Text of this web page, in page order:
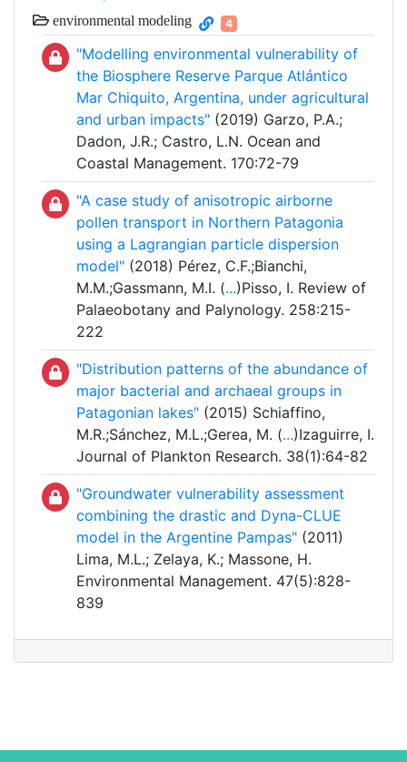
environmental modeling 4
"Modelling environmental vulnerability of
the Biosphere Reserve Parque Atlántico
Mar Chiquito, Argentina, under agricultural
and urban impacts" (2019) Garzo, P.A.;
Dadon, J.R.; Castro, L.N. Ocean and
Coastal Management. 170:72-79
"A case study of anisotropic airborne
pollen transport in Northern Patagonia
using a Lagrangian particle dispersion
model" (2018) Pérez, C.F.;Bianchi,
M.M.;Gassmann, M.I. (...)Pisso, I. Review of
Palaeobotany and Palynology. 258:215-
222
"Distribution patterns of the abundance of
major bacterial and archaeal groups in
Patagonian lakes" (2015) Schiaffino,
M.R.;Sánchez, M.L.;Gerea, M. (...)Izaguirre, I.
Journal of Plankton Research. 38(1):64-82
"Groundwater vulnerability assessment
combining the drastic and Dyna-CLUE
model in the Argentine Pampas" (2011)
Lima, M.L.; Zelaya, K.; Massone, H.
Environmental Management. 47(5):828-
839